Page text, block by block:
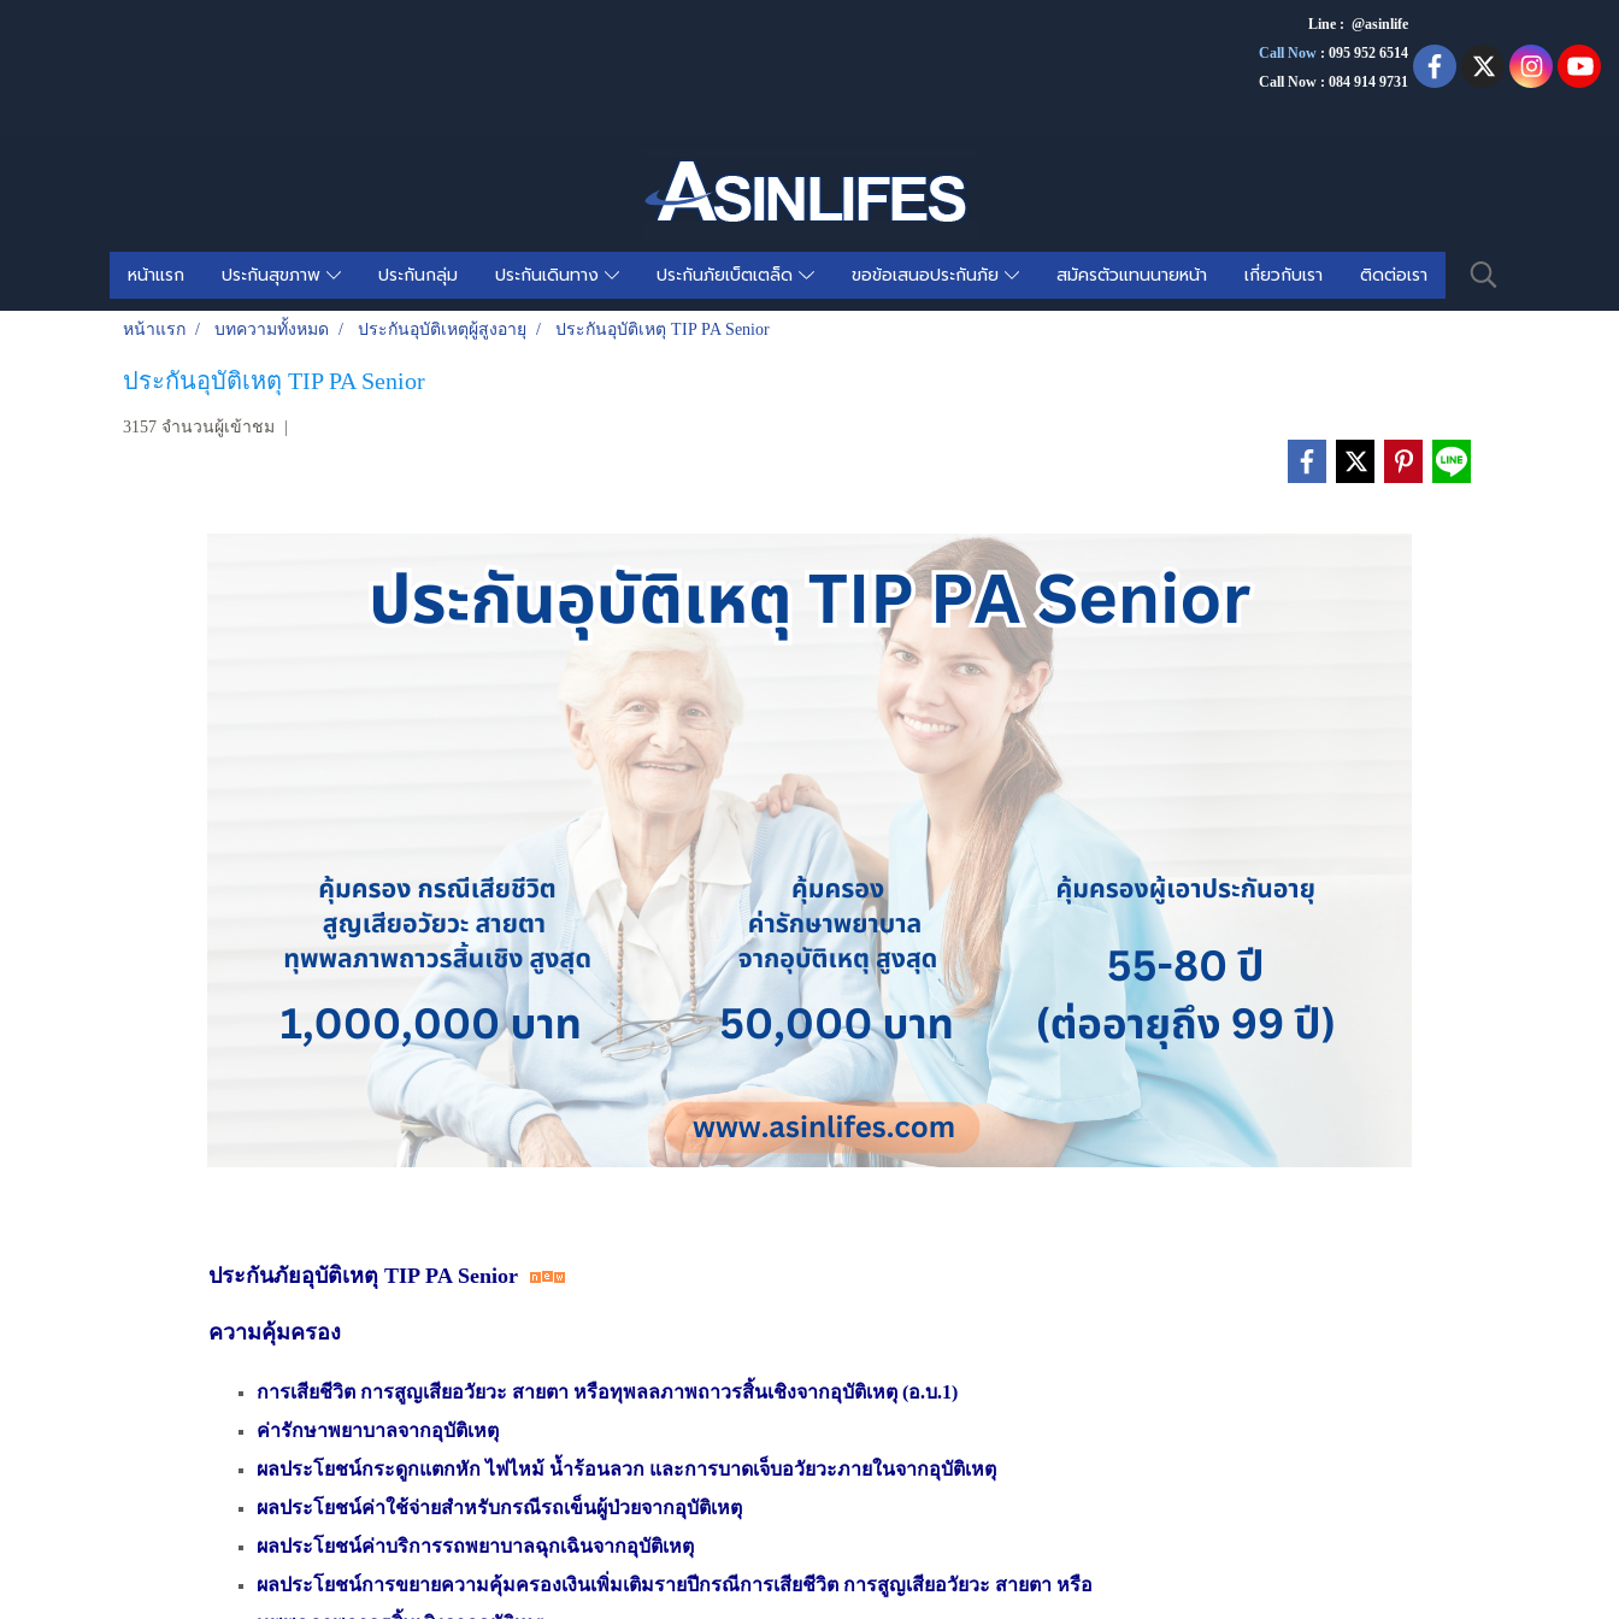
Line : @asinlife
Call Now : 095 952 6514
Call Now : 084 914 9731
หน้าแรก ประกันสุขภาพ ประกันกลุ่ม ประกันเดินทาง ประกันภัยเบ็ตเตล็ด ขอข้อเสนอประกันภัย สมัครตัวแทนนายหน้า เกี่ยวกับเรา ติดต่อเรา
หน้าแรก บทความทั้งหมด ประกันอุบัติเหตุผู้สูงอายุ ประกันอุบัติเหตุ TIP PA Senior
ประกันอุบัติเหตุ TIP PA Senior
3157 จำนวนผู้เข้าชม
ประกันภัยอุบัติเหตุ TIP PA Senior
ความคุ้มครอง
การเสียชีวิต การสูญเสียอวัยวะ สายตา หรือทุพลลภาพถาวรสิ้นเชิงจากอุบัติเหตุ (อ.บ.1)
ค่ารักษาพยาบาลจากอุบัติเหตุ
ผลประโยชน์กระดูกแตกหัก ไฟไหม้ น้ำร้อนลวก และการบาดเจ็บอวัยวะภายในจากอุบัติเหตุ
ผลประโยชน์ค่าใช้จ่ายสำหรับกรณีรถเข็นผู้ป่วยจากอุบัติเหตุ
ผลประโยชน์ค่าบริการรถพยาบาลฉุกเฉินจากอุบัติเหตุ
ผลประโยชน์การขยายความคุ้มครองเงินเพิ่มเติมรายปีกรณีการเสียชีวิต การสูญเสียอวัยวะ สายตา หรือ